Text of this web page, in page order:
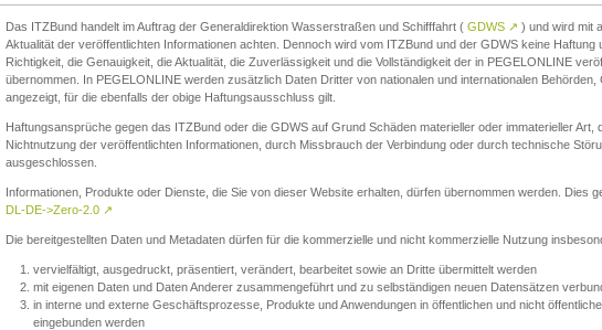
Das ITZBund handelt im Auftrag der Generaldirektion Wasserstraßen und Schifffahrt ( GDWS ↗ ) und wird mit
Aktualität der veröffentlichten Informationen achten. Dennoch wird vom ITZBund und der GDWS keine Haftung
Richtigkeit, die Genauigkeit, die Aktualität, die Zuverlässigkeit und die Vollständigkeit der in PEGELONLINE
übernommen. In PEGELONLINE werden zusätzlich Daten Dritter von nationalen und internationalen
angezeigt, für die ebenfalls der obige Haftungsausschluss gilt.
Haftungsansprüche gegen das ITZBund oder die GDWS auf Grund Schäden materieller oder immaterieller Art,
Nichtnutzung der veröffentlichten Informationen, durch Missbrauch der Verbindung oder durch technische
ausgeschlossen.
Informationen, Produkte oder Dienste, die Sie von dieser Website erhalten, dürfen übernommen werden. Dies
DL-DE->Zero-2.0 ↗
Die bereitgestellten Daten und Metadaten dürfen für die kommerzielle und nicht kommerzielle Nutzung
vervielfältigt, ausgedruckt, präsentiert, verändert, bearbeitet sowie an Dritte übermittelt werden
mit eigenen Daten und Daten Anderer zusammengeführt und zu selbständigen neuen Datensätzen
in interne und externe Geschäftsprozesse, Produkte und Anwendungen in öffentlichen und nicht
eingebunden werden